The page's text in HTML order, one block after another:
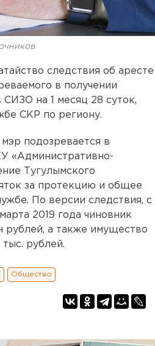
следствия об аресте
в получении
СИЗО на 1 месяц 28 суток,
СКР по региону.
мэр подозревается в
«Административно-
Тугулымского
за протекцию и общее
По версии следствия, с
2019 года чиновник
рублей, а также имущество
рублей.
Общество